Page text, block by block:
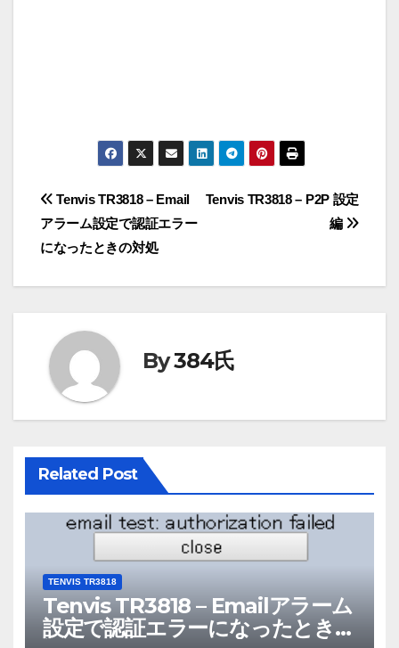
投
稿
ナ
ゲ
ー
シ
ョ
ン
Tenvis TR3818 – P2P 設定
編
Tenvis TR3818 – Email
アラーム設定で認証エラー
になったときの対処
By384氏
Related Post
TENVIS TR3818
Tenvis TR3818 – Emailアラーム
設定で認証エラーになったときの